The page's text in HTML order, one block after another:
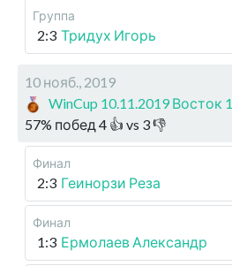
Группа
2:3 Тридух Игорь
10 нояб., 2019
WinCup 10.11.2019 Восток 1
57% побед 4 👍 vs 3👎
Финал
2:3 Геинорзи Реза
Финал
1:3 Ермолаев Александр